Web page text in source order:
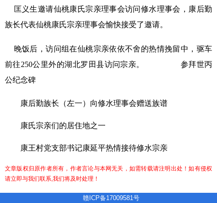
匡义生邀请仙桃康氏宗亲理事会访问修水理事会，康后勤
族长代表仙桃康氏宗亲理事会愉快接受了邀请。
晚饭后，访问组在仙桃宗亲依依不舍的热情挽留中，驱车
前往250公里外的湖北罗田县访问宗亲。 参拜世丙
公纪念碑
康后勤族长（左一）向修水理事会赠送族谱
康氏宗亲们的居住地之一
康王村党支部书记康延平热情接待修水宗亲
文章版权归原作者所有，作者言论与本网无关，如需转载请注明出处！如有侵权
请立即与我们联系,我们将及时处理！
赣ICP备17009581号